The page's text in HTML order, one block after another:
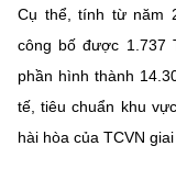
Cụ thể, tính từ năm
công bố được 1.737
phần hình thành
tế, tiêu chuẩn khu
hài hòa của TCVN